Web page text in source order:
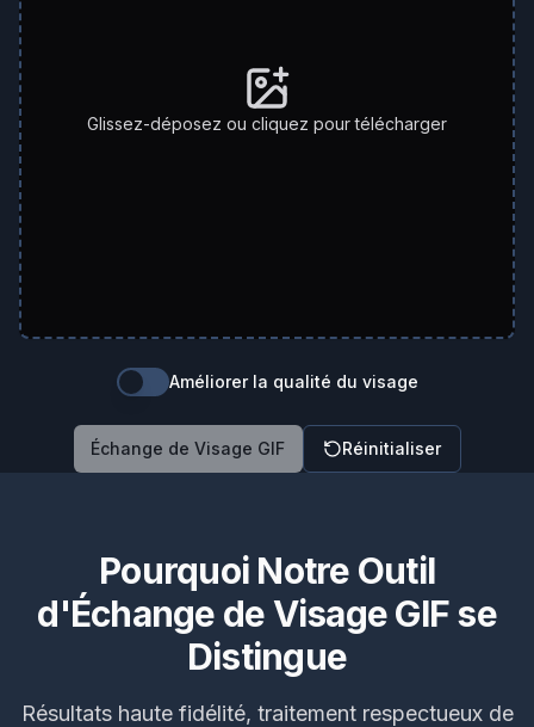
Glissez-déposez ou cliquez pour télécharger
Améliorer la qualité du visage
Échange de Visage GIF Réinitialiser
Pourquoi Notre Outil
d'Échange de Visage GIF se
Distingue
Résultats haute fidélité, traitement respectueux de